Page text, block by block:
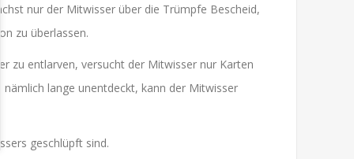
nur der Mitwisser über die Trümpfe Bescheid,
zu überlassen.
zu entlarven, versucht der Mitwisser nur Karten
lange unentdeckt, kann der Mitwisser
geschlüpft sind.